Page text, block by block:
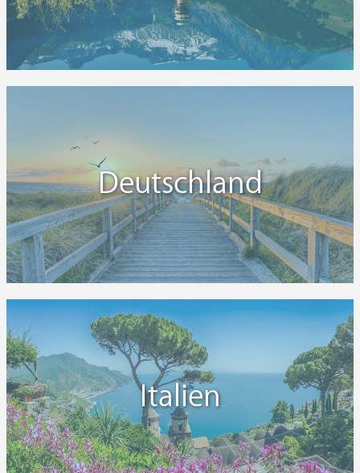
Deutschland
Italien